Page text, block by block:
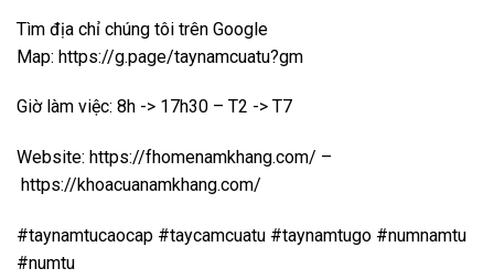
Tìm địa chỉ chúng tôi trên Google
Map: https://g.page/taynamcuatu?gm
Giờ làm việc: 8h -> 17h30 – T2 -> T7
Website: https://fhomenamkhang.com/ –
https://khoacuanamkhang.com/
#taynamtucaocap #taycamcuatu #taynamtugo #numnamtu
#numtu